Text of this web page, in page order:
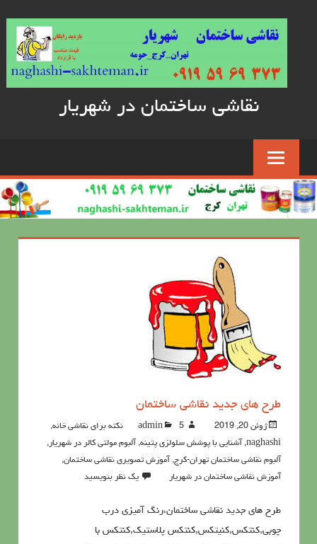
نقاشی ساختمان در شهریار
طرح های جدید نقاشی ساختمان
ژوئن 20, 2019 admin 5نکته برای نقاشی خانه
,
naghashi
, آشنايي با پوشش سلولزي پتينه, آلبوم مولتی کالر در شهریار,
آلبوم نقاشی ساختمان تهران-کرج, آموزش تصویری نقاشی ساختمان,
آموزش نقاشی ساختمان در شهریار
یک نظر بنویسید
طرح های جدید نقاشی ساختمان،رنگ آمیزی درب
چوبی,کنتکس,کنیتکس,کنتکس پلاستیک,کنتکس با